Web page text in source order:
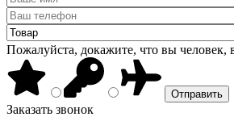
Пожалуйста, докажите, что вы человек,
Заказать звонок